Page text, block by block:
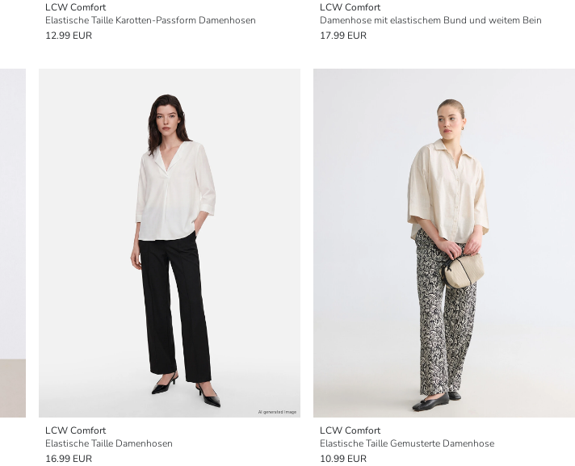
LCW Comfort
Elastische Taille Karotten-Passform Damenhosen
12.99 EUR
LCW Comfort
Damenhose mit elastischem Bund und weitem Bein
17.99 EUR
LCW Comfort
Elastische Taille Damenhosen
16.99 EUR
LCW Comfort
Elastische Taille Gemusterte Damenhose
10.99 EUR